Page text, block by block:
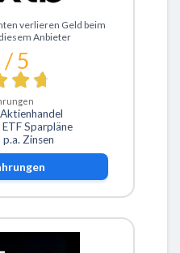
verlieren Geld beim
Anbieter
/ 5
Sparpläne
Zinsen